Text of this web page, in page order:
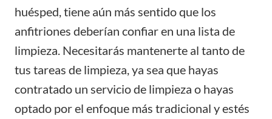
huésped, tiene aún más sentido que los
anfitriones deberían confiar en una lista de
limpieza. Necesitarás mantenerte al tanto de
tus tareas de limpieza, ya sea que hayas
contratado un servicio de limpieza o hayas
optado por el enfoque más tradicional y estés